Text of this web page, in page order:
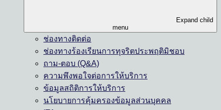
Expand child
menu
ช่องทางติดต่อ
ช่องทางร้องเรียนการทุจริตประพฤติมิชอบ
ถาม-ตอบ (Q&A)
ความพึงพอใจต่อการให้บริการ
ข้อมูลสถิติการให้บริการ
นโยบายการคุ้มครองข้อมูลส่วนบุคคล